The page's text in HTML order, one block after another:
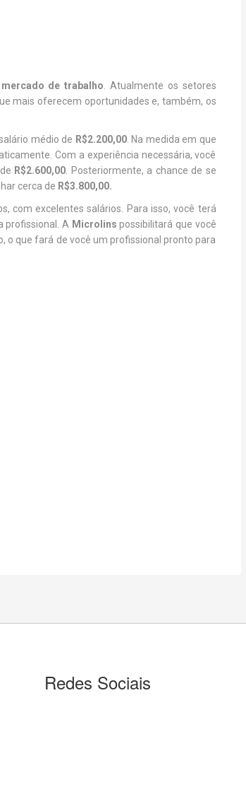
mercado de trabalho . Atualmente os setores
mais oferecem oportunidades e, também, os
médio de R$2.200,00. Na medida em que
Com a experiência necessária, você
R$2.600,00 . Posteriormente, a chance de se
cerca de R$3.800,00.
com excelentes salários. Para isso, você terá
profissional. A Microlinspossibilitará que você
o que fará de você um profissional pronto para
Redes Sociais